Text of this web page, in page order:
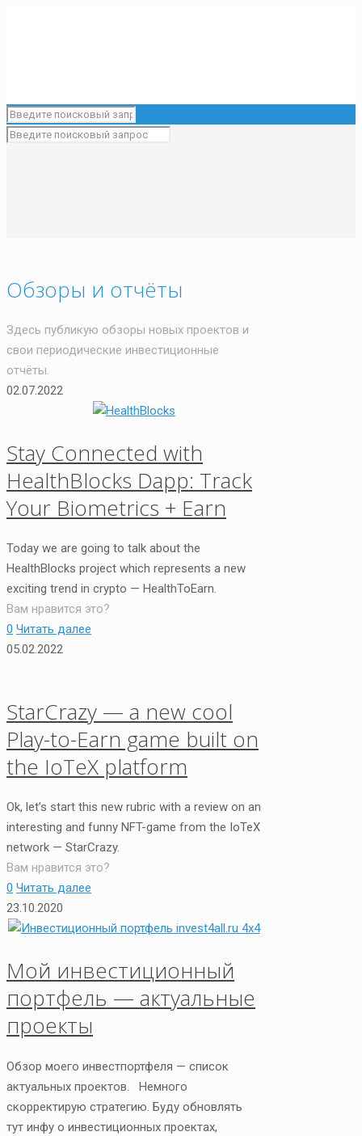
Обзоры и отчёты
Здесь публикую обзоры новых проектов и
свои периодические инвестиционные
отчёты.
02.07.2022
Stay Connected with
HealthBlocks Dapp: Track
Your Biometrics + Earn
Today we are going to talk about the
HealthBlocks project which represents a new
exciting trend in crypto — HealthToEarn.
Вам нравится это?
0 Читать далее
05.02.2022
StarCrazy — a new cool
Play-to-Earn game built on
the IoTeX platform
Ok, let’s start this new rubric with a review on an
interesting and funny NFT-game from the IoTeX
network — StarCrazy.
Вам нравится это?
0 Читать далее
23.10.2020
Мой инвестиционный
портфель — актуальные
проекты
Обзор моего инвестпортфеля — список
актуальных проектов. Немного
скорректирую стратегию. Буду обновлять
тут инфу о инвестиционных проектах,